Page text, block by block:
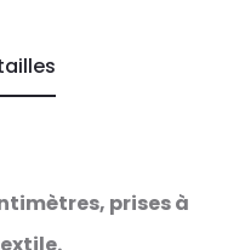
prises à